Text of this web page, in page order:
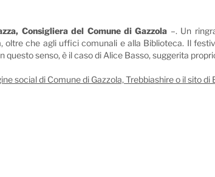
Consigliera del Comune di Gazzola –. Un
oltre che agli uffici comunali e alla Biblioteca. Il
senso, è il caso di Alice Basso, suggerita
social di Comune di Gazzola, Trebbiashire o il sito di